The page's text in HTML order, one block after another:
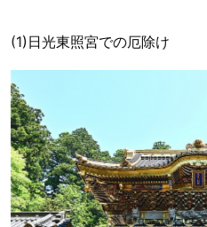
(1)日光東照宮での厄除け